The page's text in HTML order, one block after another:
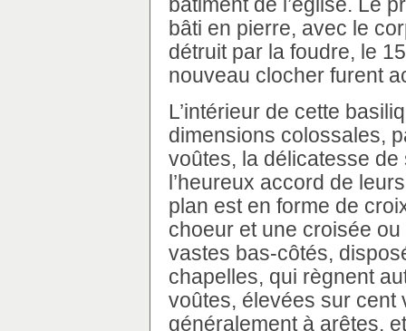
bâti en pierre, avec le
détruit par la foudre, le
nouveau clocher furent
L’intérieur de cette
dimensions colossales,
voûtes, la délicatesse
l’heureux accord de
plan est en forme de
choeur et une croisée
vastes bas-côtés,
chapelles, qui règnent
voûtes, élevées sur cent
généralement à arêtes,